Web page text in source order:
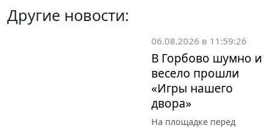
Другие новости:
06.08.2026 в 11:59:26
В Горбово шумно и
весело прошли
«Игры нашего
двора»
На площадке перед